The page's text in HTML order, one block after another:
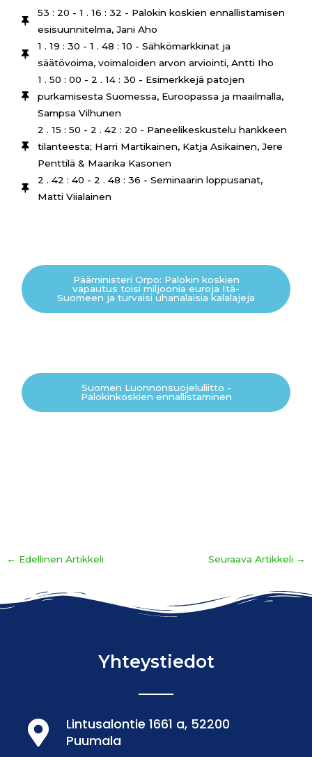
53 : 20 - 1 . 16 : 32 - Palokin koskien ennallistamisen
esisuunnitelma, Jani Aho
1 . 19 : 30 - 1 . 48 : 10 - Sähkömarkkinat ja
säätövoima, voimaloiden arvon arviointi, Antti Iho
1 . 50 : 00 - 2 . 14 : 30 - Esimerkkejä patojen
purkamisesta Suomessa, Euroopassa ja maailmalla,
Sampsa Vilhunen
2 . 15 : 50 - 2 . 42 : 20 - Paneelikeskustelu hankkeen
tilanteesta; Harri Martikainen, Katja Asikainen, Jere
Penttilä & Maarika Kasonen
2 . 42 : 40 - 2 . 48 : 36 - Seminaarin loppusanat,
Matti Viialainen
Pääministeri Orpo: Palokin koskien
vapautus toisi miljoonia euroja Itä-
Suomeen ja turvaisi uhanalaisia kalalajeja
Suomen Luonnonsuojeluliitto -
Palokinkoskien ennallistaminen
← Edellinen Artikkeli Seuraava Artikkeli →
Yhteystiedot
Lintusalontie 1661 a, 52200
Puumala